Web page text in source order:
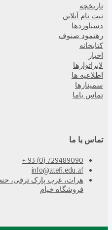
تاریخچه
ثبت نام آنلاین
دستاوردها
رهنمود صنوف
کتابخانه
اخبار
لابراتوارها
اطلاعیه ها
سمینارها
تماس باما
تماس با ما
729489090 (0) 93 +
info@atefi.edu.af
فروشگاه خیام